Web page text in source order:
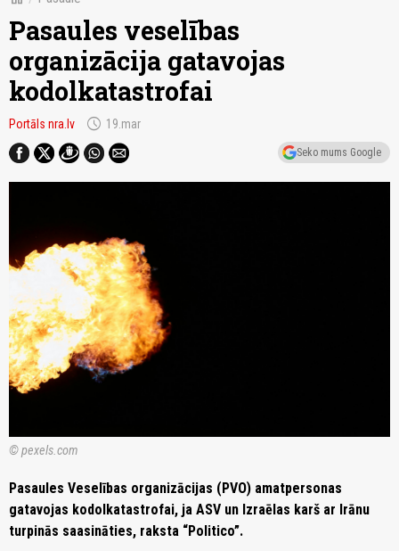
Pasaules veselības
organizācija gatavojas
kodolkatastrofai
Portāls nra.lv schedule 19.mar
Seko mums Google
© pexels.com
Pasaules Veselības organizācijas (PVO) amatpersonas
gatavojas kodolkatastrofai, ja ASV un Izraēlas karš ar Irānu
turpinās saasināties, raksta “Politico”.